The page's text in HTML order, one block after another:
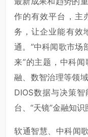
作的有效平台，主
务，让企业能有效
通。”中科闻歌市场
来”的主题，中科
融、数智治理等领
DIOS数据与决策
台、“天镜”金融知识
软通智慧、中科闻